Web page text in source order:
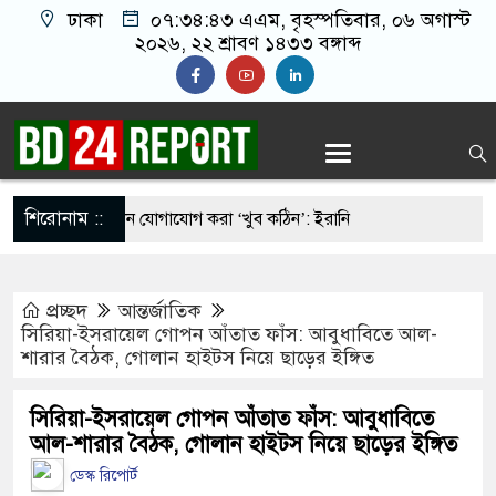
ঢাকা ০৭:৩৪:৪৪ এএম, বৃহস্পতিবার, ০৬ অগাস্ট
২০২৬, ২২ শ্রাবণ ১৪৩৩ বঙ্গাব্দ
শিরোনাম ::
সঙ্গে এখন যোগাযোগ করা ‘খুব কঠিন’: ইরানি
ডকুমেন্টরি নিয়ে কড়া বার্তা দিলেন নুসরাত
প্রচুর অস্ত্র আছে: ট্রাম্প
লংমার্চের ঘোষণা ১১-দলীয় ঐক্যের
টার্মিনাল থেকে ফের গ্যাস সরবরাহ শুরু
প্রচ্ছদ
আন্তর্জাতিক
সিরিয়া-ইসরায়েল গোপন আঁতাত ফাঁস: আবুধাবিতে আল-
শারার বৈঠক, গোলান হাইটস নিয়ে ছাড়ের ইঙ্গিত
সিরিয়া-ইসরায়েল গোপন আঁতাত ফাঁস: আবুধাবিতে
আল-শারার বৈঠক, গোলান হাইটস নিয়ে ছাড়ের ইঙ্গিত
ডেস্ক রিপোর্ট